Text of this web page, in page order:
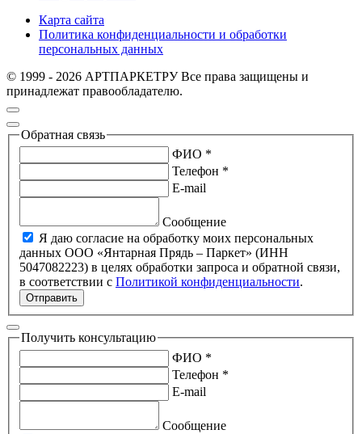
Карта сайта
Политика конфиденциальности и обработки
персональных данных
© 1999 - 2026 АРТПАРКЕТРУ Все права защищены и
принадлежат правообладателю.
Обратная связь
ФИО *
Телефон *
E-mail
Сообщение
Я даю согласие на обработку моих персональных
данных ООО «Янтарная Прядь – Паркет» (ИНН
5047082223) в целях обработки запроса и обратной связи,
в соответствии с Политикой конфиденциальности.
Отправить
Получить консультацию
ФИО *
Телефон *
E-mail
Сообщение